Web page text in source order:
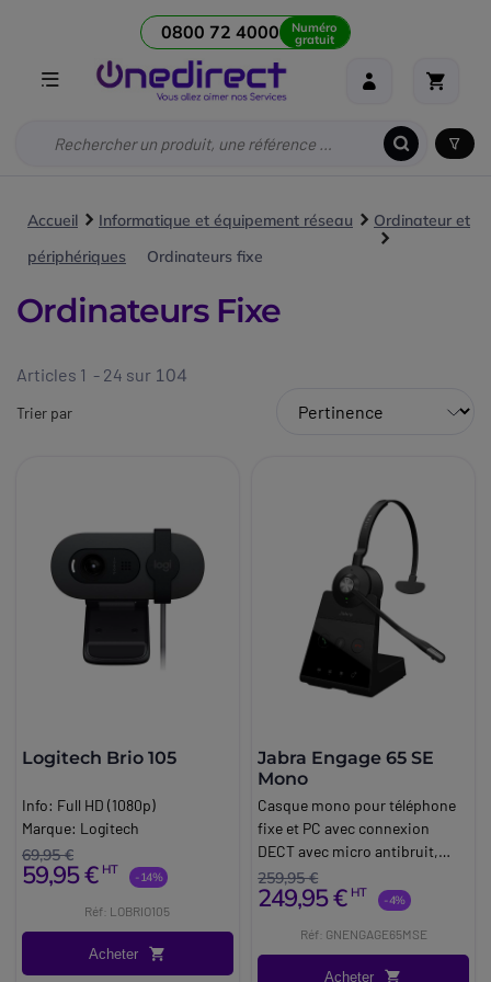
0800 72 4000 Numéro
gratuit
Accueil Informatique et équipement réseau
Ordinateur et
périphériques
Ordinateurs fixe
Ordinateurs Fixe
Articles 1 - 24 sur 104
Trier par
Logitech Brio 105
Info: Full HD (1080p)
Marque: Logitech
69,95 €
59,95 € HT -14%
Réf: LOBRIO105
Acheter
Jabra Engage 65 SE
Mono
Casque mono pour téléphone
fixe et PC avec connexion
DECT avec micro antibruit,
idéal pour la communication
sans-fil en milieux exigeants.
259,95 €
249,95 € HT -4%
Réf: GNENGAGE65MSE
Acheter